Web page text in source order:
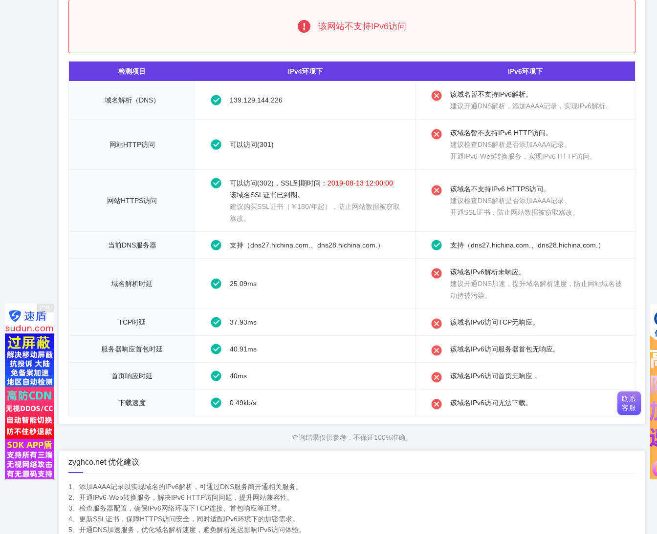
该网站不支持IPv6访问
检测项目 IPv4环境下 IPv6环境下
域名解析（DNS） 139.129.144.226
该域名暂不支持IPv6解析。
建议开通DNS解析 ，添加AAAA记录，实现IPv6解析。
网站HTTP访问 可以访问(301)
该域名暂不支持IPv6 HTTP访问。
建议检查DNS解析是否添加AAAA记录。
开通IPv6-Web转换服务 ，实现IPv6 HTTP访问。
网站HTTPS访问
可以访问(302)，SSL到期时间： 2019-08-13 12:00:00
该域名SSL证书已到期。
建议购买SSL证书（￥180/年起）
，防止网站数据被窃取
篡改。
该域名不支持IPv6 HTTPS访问。
建议检查DNS解析是否添加AAAA记录。
开通SSL证书 ，防止网站数据被窃取篡改。
当前DNS服务器 支持（dns27.hichina.com.、dns28.hichina.com.） 支持（dns27.hichina.com.、dns28.hichina.com.）
域名解析时延 25.09ms
该域名IPv6解析未响应。
建议开通DNS加速 ，提升域名解析速度，防止网站域名被
劫持被污染。
TCP时延 37.93ms 该域名IPv6访问TCP无响应。
服务器响应首包时延 40.91ms 该域名IPv6访问服务器首包无响应。
首页响应时延 40ms 该域名IPv6访问首页无响应 。
下载速度 0.49kb/s 该域名IPv6访问无法下载。
查询结果仅供参考，不保证100%准确。
zyghco.net 优化建议
1、添加AAAA记录以实现域名的IPv6解析，可通过DNS服务商开通相关服务。
2、开通IPv6-Web转换服务，解决IPv6 HTTP访问问题，提升网站兼容性。
3、检查服务器配置，确保IPv6网络环境下TCP连接、首包响应等正常。
4、更新SSL证书，保障HTTPS访问安全，同时适配IPv6环境下的加密需求。
5、开通DNS加速服务，优化域名解析速度，避免解析延迟影响IPv6访问体验。
广告
联系
客服